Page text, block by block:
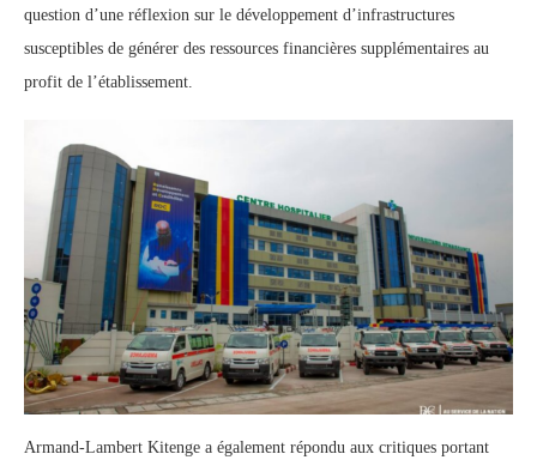
question d’une réflexion sur le développement d’infrastructures
susceptibles de générer des ressources financières supplémentaires au
profit de l’établissement.
Armand-Lambert Kitenge a également répondu aux critiques portant